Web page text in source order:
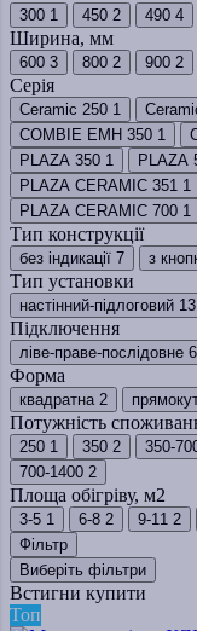
300 1 450 2 490 4
Ширина, мм
600 3 800 2 900 2
Серія
Ceramic 250 1
COMBIE EMH 350 1
PLAZA 350 1 PLAZA
PLAZA CERAMIC 351 1
PLAZA CERAMIC 700 1
Тип конструкції
без індикації 7 з
Тип установки
настінний-підлоговий 13
Підключення
ліве-праве-послідовне 6
Форма
квадратна 2
Потужність
250 1 350 2 350-
700-1400 2
Площа обігріву, м2
3-5 1 6-8 2 9-11 2
Фільтр
Виберіть фільтри
Встигни купити
Топ